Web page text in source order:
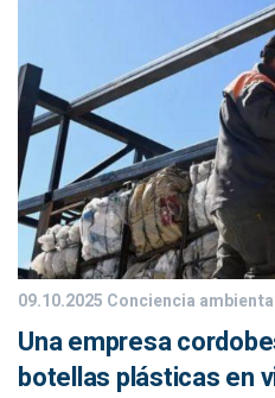
09.10.2025 Conciencia
Una empresa
botellas plásticas en